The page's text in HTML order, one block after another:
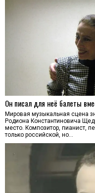
Он писал для неё балеты
Мировая музыкальная сцена
Родиона Константиновича
место. Композитор, пианист,
только российской, но…